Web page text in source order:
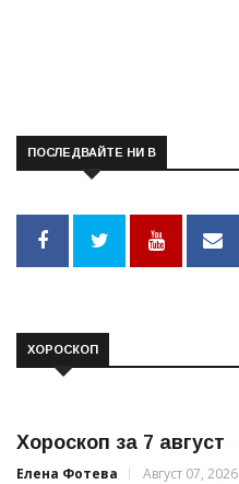
ПОСЛЕДВАЙТЕ НИ В
ХОРОСКОП
Хороскоп за 7 август
Елена Фотева Август 07, 2026